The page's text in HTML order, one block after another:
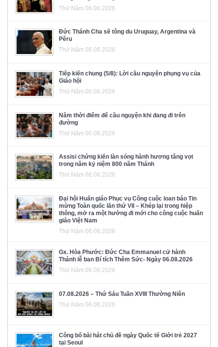
Thứ Năm 06.08.2026
Đức Thánh Cha sẽ tông du Uruguay, Argentina và
Pêru
Thứ Năm 06.08.2026
Tiếp kiến chung (5/8): Lời cầu nguyện phụng vụ của
Giáo hội
Thứ Năm 06.08.2026
Năm thời điểm để cầu nguyện khi đang đi trên
đường
Thứ Năm 06.08.2026
Assisi chứng kiến làn sóng hành hương tăng vọt
trong năm kỷ niệm 800 năm Thánh
Thứ Năm 06.08.2026
Đại hội Huấn giáo Phục vụ Công cuộc loan báo Tin
mừng Toàn quốc lần thứ VII – Khép lại trong hiệp
thông, mở ra một hướng đi mới cho công cuộc huấn
giáo Việt Nam
Thứ Năm 06.08.2026
Gx. Hòa Phước: Đức Cha Emmanuel cử hành
Thánh lễ ban Bí tích Thêm Sức- Ngày 06.08.2026
Thứ Năm 06.08.2026
07.08.2026 – Thứ Sáu Tuần XVIII Thường Niên
Thứ Năm 06.08.2026
Công bố bài hát chủ đề ngày Quốc tế Giới trẻ 2027
tại Seoul